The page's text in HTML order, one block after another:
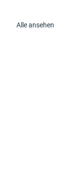
Alle ansehen